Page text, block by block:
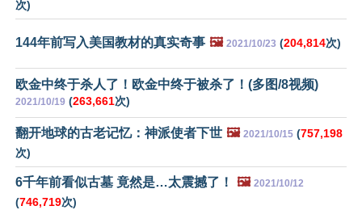
次)
144年前写入美国教材的真实奇事 🖼️ 2021/10/23 (204,814次)
欧金中终于杀人了！欧金中终于被杀了！(多图/8视频)
2021/10/19 (263,661次)
翻开地球的古老记忆：神派使者下世 🖼️ 2021/10/15 (757,198
次)
6千年前看似古墓 竟然是…太震撼了！ 🖼️ 2021/10/12
(746,719次)